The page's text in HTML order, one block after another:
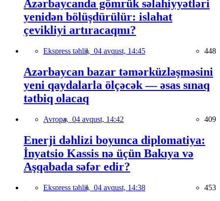
Azərbaycanda gömrük səlahiyyətləri
yenidən bölüşdürülür: islahat
çevikliyi artıracaqmı?
Ekspress təhlil, 04 avqust, 14:45 448
Azərbaycan bazar təmərküzləşməsini
yeni qaydalarla ölçəcək — əsas sınaq
tətbiq olacaq
Avropa, 04 avqust, 14:42 409
Enerji dəhlizi boyunca diplomatiya:
İnyatsio Kassis nə üçün Bakıya və
Aşqabada səfər edir?
Ekspress təhlil, 04 avqust, 14:38 453